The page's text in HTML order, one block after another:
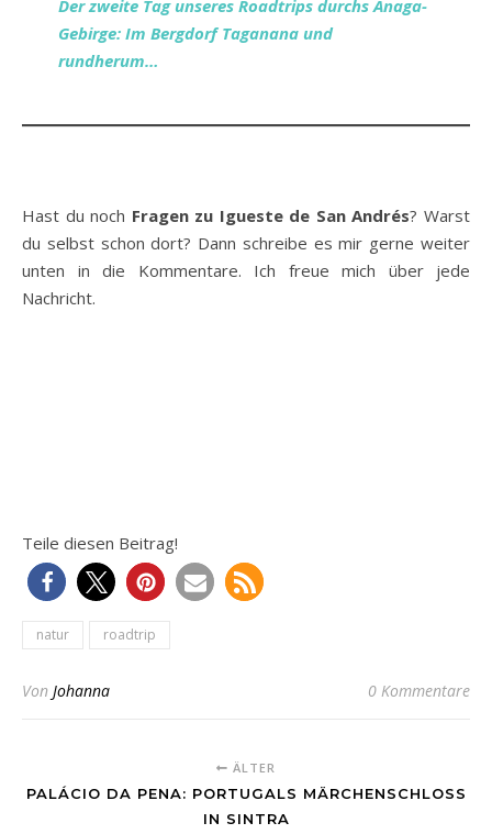
Der zweite Tag unseres Roadtrips durchs Anaga-
Gebirge: Im Bergdorf Taganana und
rundherum…
Hast du noch Fragen zu Igueste de San Andrés? Warst
du selbst schon dort? Dann schreibe es mir gerne weiter
unten in die Kommentare. Ich freue mich über jede
Nachricht.
Teile diesen Beitrag!
natur roadtrip
Von Johanna 0 Kommentare
ÄLTER
PALÁCIO DA PENA: PORTUGALS MÄRCHENSCHLOSS
IN SINTRA